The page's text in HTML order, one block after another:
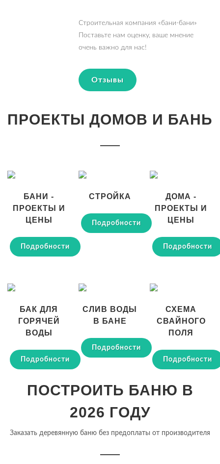
Строительная компания «бани-бани»
Поставьте нам оценку, ваше мнение
очень важно для нас!
Отзывы
ПРОЕКТЫ ДОМОВ И БАНЬ
БАНИ -
ПРОЕКТЫ И
ЦЕНЫ
Подробности
СТРОЙКА
Подробности
ДОМА -
ПРОЕКТЫ И
ЦЕНЫ
Подробности
БАК ДЛЯ
ГОРЯЧЕЙ
ВОДЫ
Подробности
СЛИВ ВОДЫ
В БАНЕ
Подробности
СХЕМА
СВАЙНОГО
ПОЛЯ
Подробности
ПОСТРОИТЬ БАНЮ В
2026 ГОДУ
Заказать деревянную баню без предоплаты от производителя